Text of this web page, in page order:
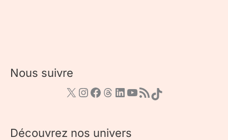
Nous suivre
Découvrez nos univers